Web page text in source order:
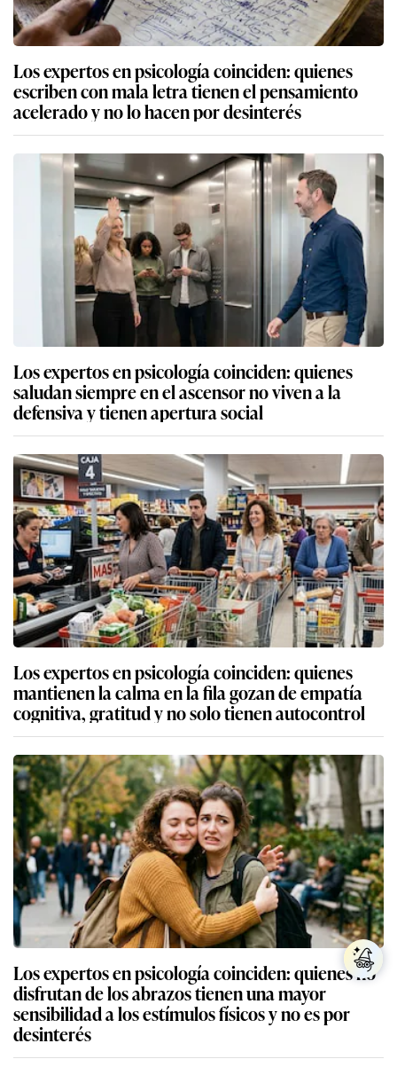
Los expertos en psicología coinciden: quienes
escriben con mala letra tienen el pensamiento
acelerado y no lo hacen por desinterés
Los expertos en psicología coinciden: quienes
saludan siempre en el ascensor no viven a la
defensiva y tienen apertura social
Los expertos en psicología coinciden: quienes
mantienen la calma en la fila gozan de empatía
cognitiva, gratitud y no solo tienen autocontrol
Los expertos en psicología coinciden: quienes no
disfrutan de los abrazos tienen una mayor
sensibilidad a los estímulos físicos y no es por
desinterés